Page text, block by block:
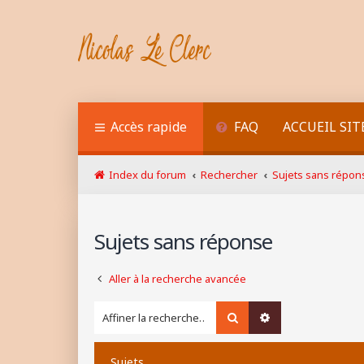
Accès rapide FAQ ACCUEIL
Index du forum Rechercher Sujets sans
Sujets sans réponse
Aller à la recherche avancée
Rechercher